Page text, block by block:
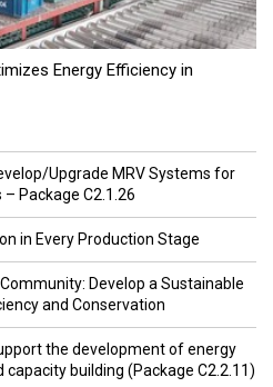
Energy Efficiency in
Upgrade MRV Systems for
Package C2.1.26
in Every Production Stage
Develop a Sustainable
and Conservation
the development of energy
building (Package C2.2.11)